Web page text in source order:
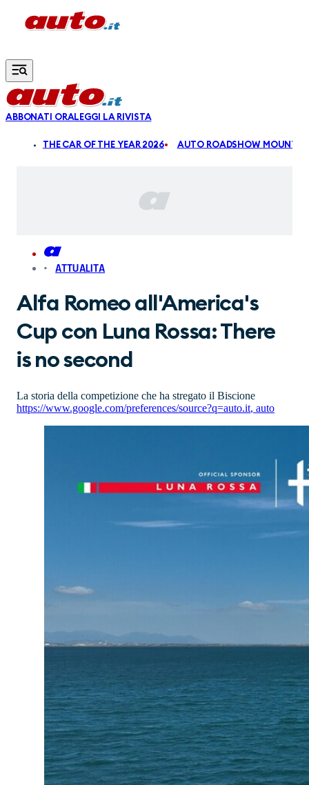
Vai al contenuto principale
ABBONATI ORALEGGI LA RIVISTA
THE CAR OF THE YEAR 2026 AUTO ROADSHOW
ATTUALITA
Alfa Romeo all'America's
Cup con Luna Rossa: There
is no second
La storia della competizione che ha stregato il Biscione
https://www.google.com/preferences/source?q=auto.it, auto